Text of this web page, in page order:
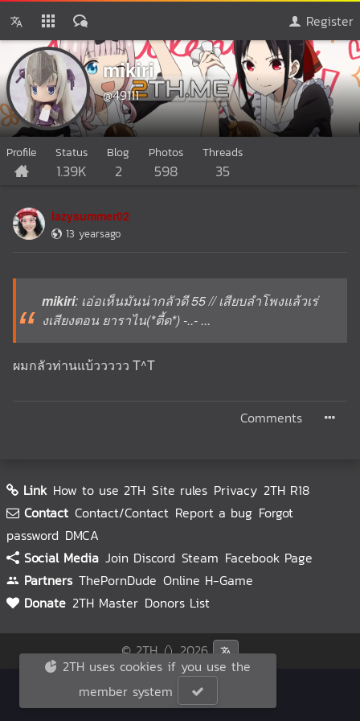
Register
mikiri
@49111
Profile Status
1.39K
Blog
2
Photos
598
Threads
35
lazysummer02
13 yearsago
mikiri: เอ่อเห็นมันน่ากลัวดี 55 // เสียบลำโพงแล้วเร่
งเสียงตอน ยาราไน(*ตี้ด*) -..- ...
ผมกลัวท่านแบ้ววววว T^T
Comments
Link How to use 2TH Site rules Privacy 2TH R18
Contact Contact/Contact Report a bug Forgot
password DMCA
Social Media Join Discord Steam Facebook Page
Partners ThePornDude Online H-Game
Donate 2TH Master Donors List
© 2TH 🥚2026
2TH uses cookies if you use the
member system